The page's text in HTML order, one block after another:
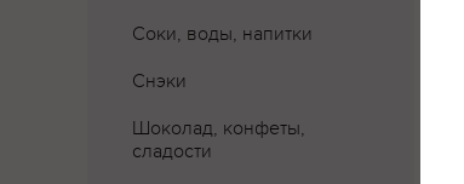
Соки, воды, напитки
Снэки
Шоколад, конфеты,
сладости